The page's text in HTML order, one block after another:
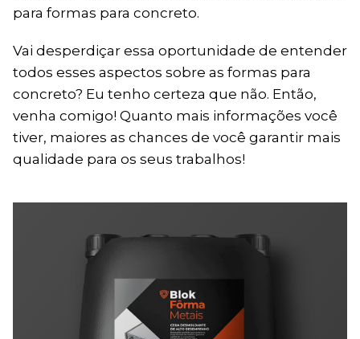
para formas para concreto.
Vai desperdiçar essa oportunidade de entender
todos esses aspectos sobre as formas para
concreto? Eu tenho certeza que não. Então,
venha comigo! Quanto mais informações você
tiver, maiores as chances de você garantir mais
qualidade para os seus trabalhos!